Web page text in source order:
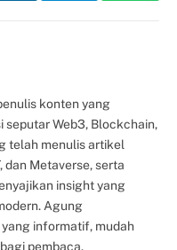
konten yang
seputar Web3, Blockchain,
telah menulis artikel
dan Metaverse, serta
insight yang
Agung
informatif, mudah
pembaca.